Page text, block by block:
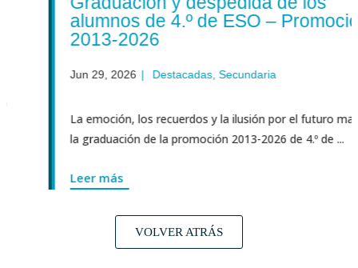
alumnos de 4.º de ESO – Promoción
2013-2026
Jun 29, 2026 | Destacadas,Secundaria
La emoción, los recuerdos y la ilusión por el futuro
la graduación de la promoción 2013-2026 de 4.º de ...
Leer más
VOLVER ATRÁS